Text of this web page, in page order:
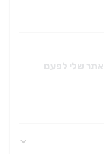
שלי לפעם